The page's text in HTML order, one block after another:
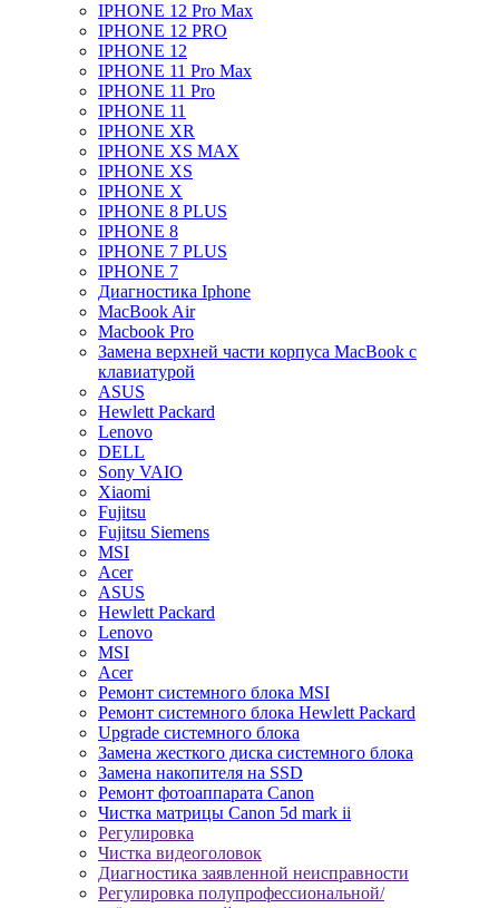
IPHONE 12 Pro Max
IPHONE 12 PRO
IPHONE 12
IPHONE 11 Pro Max
IPHONE 11 Pro
IPHONE 11
IPHONE XR
IPHONE XS MAX
IPHONE XS
IPHONE X
IPHONE 8 PLUS
IPHONE 8
IPHONE 7 PLUS
IPHONE 7
Диагностика Iphone
MacBook Air
Macbook Pro
Замена верхней части корпуса MacBook с
клавиатурой
ASUS
Hewlett Packard
Lenovo
DELL
Sony VAIO
Xiaomi
Fujitsu
Fujitsu Siemens
MSI
Acer
ASUS
Hewlett Packard
Lenovo
MSI
Acer
Ремонт системного блока MSI
Ремонт системного блока Hewlett Packard
Upgrade системного блока
Замена жесткого диска системного блока
Замена накопителя на SSD
Ремонт фотоаппарата Canon
Чистка матрицы Canon 5d mark ii
Регулировка
Чистка видеоголовок
Диагностика заявленной неисправности
Регулировка полупрофессиональной/